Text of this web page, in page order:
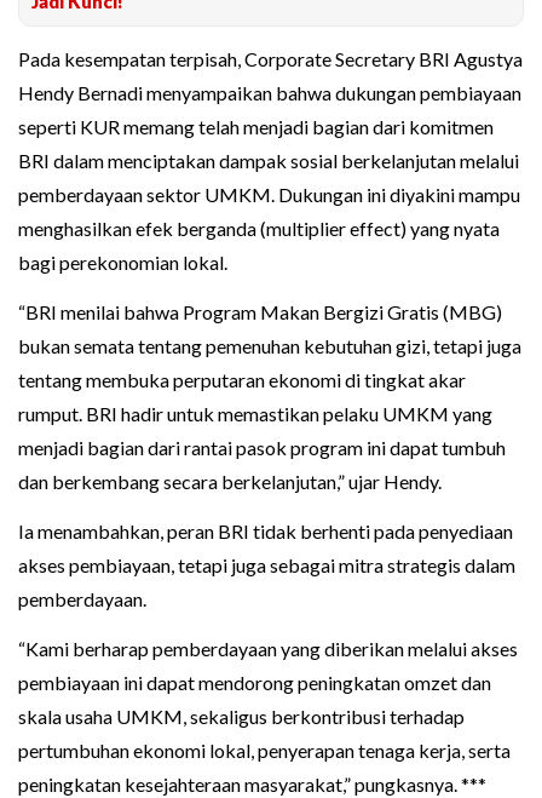
Pada kesempatan terpisah, Corporate Secretary BRI Agustya
Hendy Bernadi menyampaikan bahwa dukungan pembiayaan
seperti KUR memang telah menjadi bagian dari komitmen
BRI dalam menciptakan dampak sosial berkelanjutan melalui
pemberdayaan sektor UMKM. Dukungan ini diyakini mampu
menghasilkan efek berganda (multiplier effect) yang nyata
bagi perekonomian lokal.
“BRI menilai bahwa Program Makan Bergizi Gratis (MBG)
bukan semata tentang pemenuhan kebutuhan gizi, tetapi juga
tentang membuka perputaran ekonomi di tingkat akar
rumput. BRI hadir untuk memastikan pelaku UMKM yang
menjadi bagian dari rantai pasok program ini dapat tumbuh
dan berkembang secara berkelanjutan,” ujar Hendy.
Ia menambahkan, peran BRI tidak berhenti pada penyediaan
akses pembiayaan, tetapi juga sebagai mitra strategis dalam
pemberdayaan.
“Kami berharap pemberdayaan yang diberikan melalui akses
pembiayaan ini dapat mendorong peningkatan omzet dan
skala usaha UMKM, sekaligus berkontribusi terhadap
pertumbuhan ekonomi lokal, penyerapan tenaga kerja, serta
peningkatan kesejahteraan masyarakat,” pungkasnya. ***